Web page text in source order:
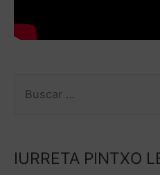
IURRETA PINTXO